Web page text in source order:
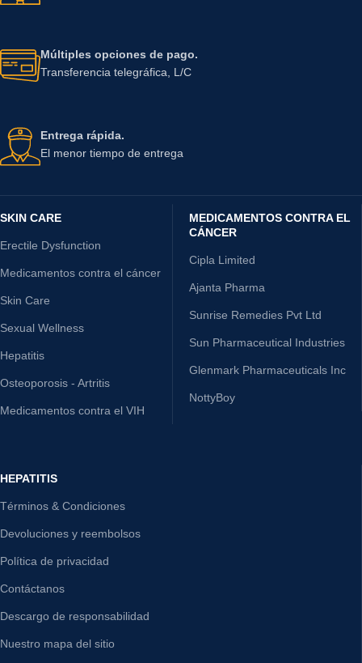
Múltiples opciones de pago.
Transferencia telegráfica, L/C
Entrega rápida.
El menor tiempo de entrega
SKIN CARE
Erectile Dysfunction
Medicamentos contra el cáncer
Skin Care
Sexual Wellness
Hepatitis
Osteoporosis - Artritis
Medicamentos contra el VIH
MEDICAMENTOS CONTRA EL
CÁNCER
Cipla Limited
Ajanta Pharma
Sunrise Remedies Pvt Ltd
Sun Pharmaceutical Industries
Glenmark Pharmaceuticals Inc
NottyBoy
HEPATITIS
Términos & Condiciones
Devoluciones y reembolsos
Política de privacidad
Contáctanos
Descargo de responsabilidad
Nuestro mapa del sitio